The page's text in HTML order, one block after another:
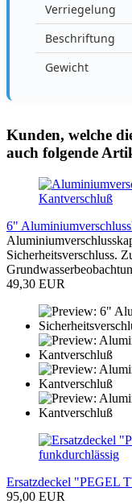
Verriegelung
Beschriftung
Gewicht
Kunden, welche
auch folgende
6"
Sicherheitsverschluss.
49,30 EUR
Ersatzdeckel "PEGEL
95,00 EUR